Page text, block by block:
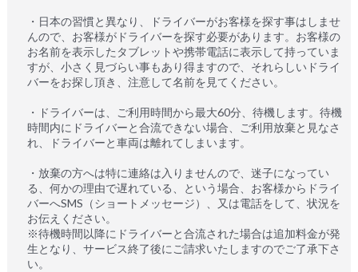
・日本の習慣と異なり、ドライバーがお客様を探す事はしませ
んので、お客様がドライバーを探す必要があります。お客様の
お名前を表示したタブレットや携帯電話に表示して持っていま
すが、小さく見づらい事もあり得ますので、それらしいドライ
バーをお探し頂き、注意して名前を見てください。
・ドライバーは、ご利用時間から最大60分、待機します。待機
時間内にドライバーと合流できない場合、ご利用放棄と見なさ
れ、ドライバーと車両は離れてしまいます。
・放棄の方へは特に連絡は入りませんので、迷子になってい
る、何かの理由で遅れている、という場合、お客様からドライ
バーへSMS（ショートメッセージ）、又は電話をして、状況を
お伝えください。
※待機時間以降にドライバーと合流された場合は追加料金が発
生となり、サービス終了後にご請求いたしますのでご了承下さ
い。